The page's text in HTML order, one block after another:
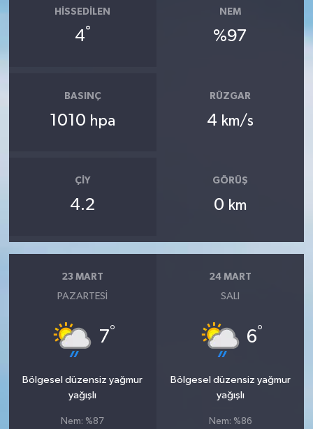
HISSEDILEN
4°
NEM
%97
BASINÇ
1010 hpa
RÜZGAR
4 km/s
ÇIY
4.2
GÖRÜŞ
0 km
23 MART
PAZARTESI
7°
Bölgesel düzensiz yağmur
yağışlı
Nem: %87
24 MART
SALI
6°
Bölgesel düzensiz yağmur
yağışlı
Nem: %86